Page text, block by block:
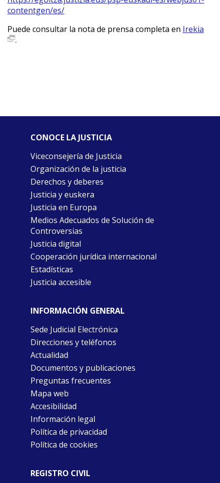
contentgen/es/
Puede consultar la nota de prensa completa en Irekia
.
CONOCE LA JUSTICIA
Viceconsejería de Justicia
Organización de la justicia
Derechos y deberes
Justicia y euskera
Justicia en Europa
Medios Adecuados de Solución de
Controversias
Justicia digital
Cooperación jurídica internacional
Estadísticas
Justicia accesible
INFORMACIÓN GENERAL
Sede Judicial Electrónica
Direcciones y teléfonos
Actualidad
Documentos y publicaciones
Preguntas frecuentes
Mapa web
Accesibilidad
Información legal
Política de privacidad
Política de cookies
REGISTRO CIVIL